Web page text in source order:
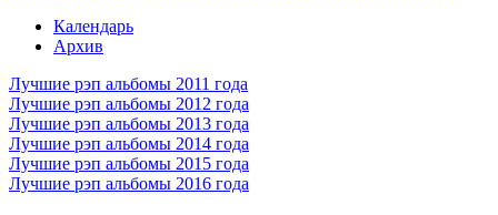
Календарь
Архив
Лучшие рэп альбомы 2011 года
Лучшие рэп альбомы 2012 года
Лучшие рэп альбомы 2013 года
Лучшие рэп альбомы 2014 года
Лучшие рэп альбомы 2015 года
Лучшие рэп альбомы 2016 года